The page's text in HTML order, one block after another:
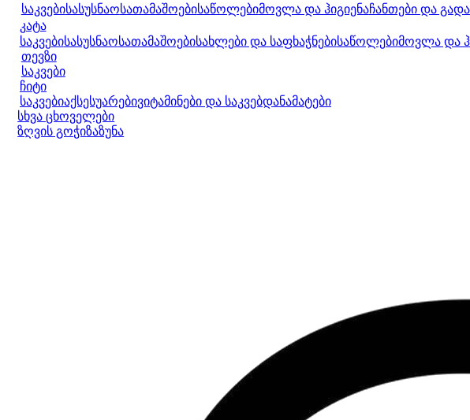
საკვებისასუსნაოსათამაშოებისაწოლებიმოვლა და ჰიგიენაჩანთები და
კატა
საკვებისასუსნაოსათამაშოებისახლები და საფხაჭნებისაწოლებიმოვლა და
თევზი
საკვები
ჩიტი
საკვებიაქსესუარებივიტამინები და საკვებდანამატები
სხვა ცხოველები
ზღვის გოჭიზაზუნა